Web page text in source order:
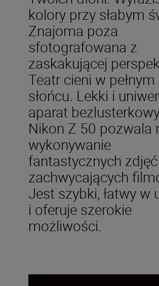
kolory przy słabym
Znajoma poza
sfotografowana z
zaskakującej
Teatr cieni w pełnym
słońcu. Lekki i
aparat
Nikon Z 50 pozwala
wykonywanie
fantastycznych
zachwycających
Jest szybki, łatwy w
i oferuje szerokie
możliwości.